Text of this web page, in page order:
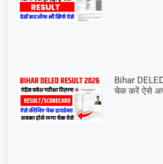
Bihar
चेक करें ऐसे